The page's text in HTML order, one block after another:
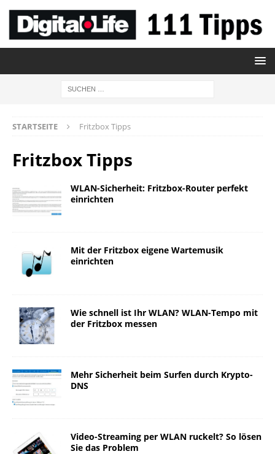
STARTSEITE Fritzbox Tipps
Fritzbox Tipps
WLAN-Sicherheit: Fritzbox-Router perfekt
einrichten
Mit der Fritzbox eigene Wartemusik
einrichten
Wie schnell ist Ihr WLAN? WLAN-Tempo mit
der Fritzbox messen
Mehr Sicherheit beim Surfen durch Krypto-
DNS
Video-Streaming per WLAN ruckelt? So lösen
Sie das Problem